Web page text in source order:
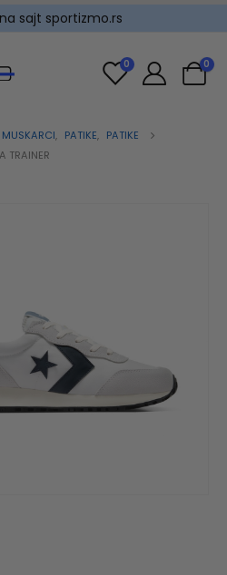
sajt sportizmo.rs
0 0
MUSKARCI, PATIKE, PATIKE
TRAINER